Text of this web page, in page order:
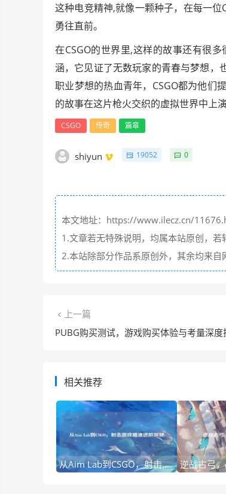
这种电竞精神,就像一颗种子，在每一
勇往直前。
在CSGO的世界里,这样的故事还有很
涵，它见证了无数玩家的青春与梦想，
职业梦想的热血青年，CSGO都为他们
的故事在这片枪火交织的虚拟世界中上
CSGO 传奇 篇章
shiyun 19052 0
本文地址：https://www.ilecz.cn/
1.文章若无特殊说明，均属本站原创，若
2.本站除部分作品系原创外，其余均来
上一篇
PUBG购买测试，游戏购买体验与考量深度
相关推荐
从Aim Lab到CSGO，射击游戏瞄准进阶探秘